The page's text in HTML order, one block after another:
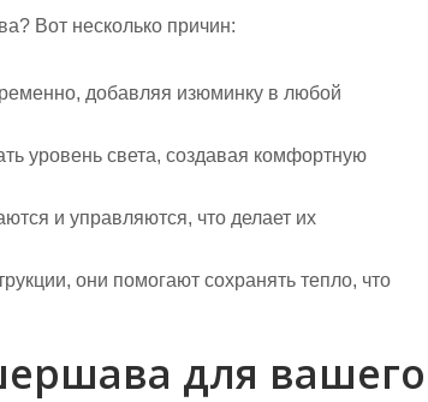
Вот несколько причин:
добавляя изюминку в любой
уровень света, создавая комфортную
и управляются, что делает их
они помогают сохранять тепло, что
для вашего